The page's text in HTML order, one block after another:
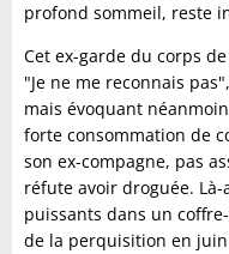
profond sommeil, reste
Cet ex-garde du corps
"Je ne me reconnais
mais évoquant
forte consommation de
son ex-compagne, pas
réfute avoir droguée.
puissants dans un
de la perquisition en